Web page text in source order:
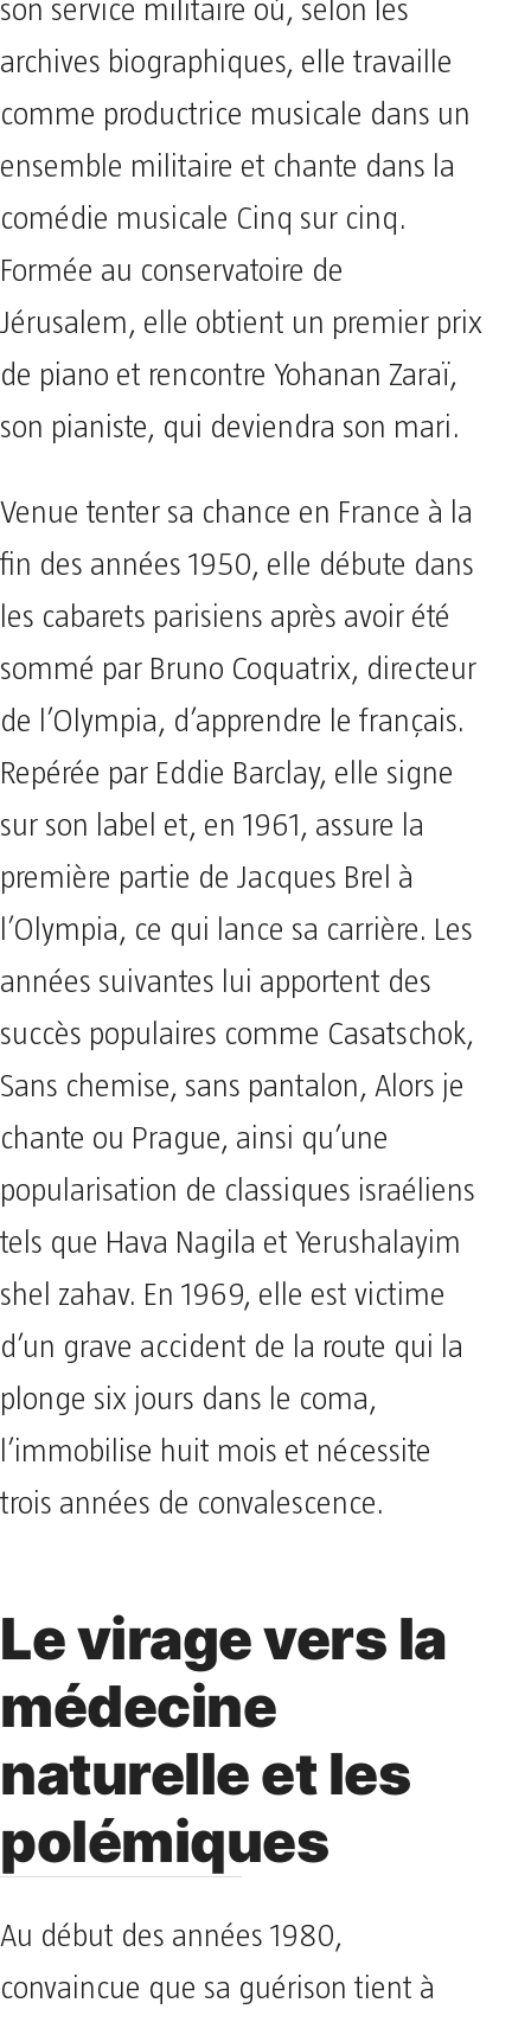
son service militaire où, selon les
archives biographiques, elle travaille
comme productrice musicale dans un
ensemble militaire et chante dans la
comédie musicale Cinq sur cinq.
Formée au conservatoire de
Jérusalem, elle obtient un premier prix
de piano et rencontre Yohanan Zaraï,
son pianiste, qui deviendra son mari.
Venue tenter sa chance en France à la
fin des années 1950, elle débute dans
les cabarets parisiens après avoir été
sommé par Bruno Coquatrix, directeur
de l’Olympia, d’apprendre le français.
Repérée par Eddie Barclay, elle signe
sur son label et, en 1961, assure la
première partie de Jacques Brel à
l’Olympia, ce qui lance sa carrière. Les
années suivantes lui apportent des
succès populaires comme Casatschok,
Sans chemise, sans pantalon, Alors je
chante ou Prague, ainsi qu’une
popularisation de classiques israéliens
tels que Hava Nagila et Yerushalayim
shel zahav. En 1969, elle est victime
d’un grave accident de la route qui la
plonge six jours dans le coma,
l’immobilise huit mois et nécessite
trois années de convalescence.
Le virage vers la
médecine
naturelle et les
polémiques
Au début des années 1980,
convaincue que sa guérison tient à